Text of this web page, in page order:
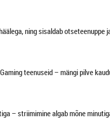
ning sisaldab otseteenuppe
teenuseid – mängi pilve
– striimimine algab mõne